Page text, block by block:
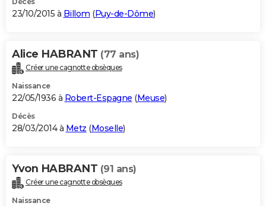
23/10/2015 à Billom (Puy-de-Dôme)
Alice HABRANT (77 ans)
Créer une cagnotte obsèques
Naissance
22/05/1936 à Robert-Espagne (Meuse)
Décès
28/03/2014 à Metz (Moselle)
Yvon HABRANT (91 ans)
Créer une cagnotte obsèques
Naissance